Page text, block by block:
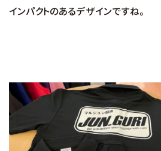
インパクトのあるデザインですね。